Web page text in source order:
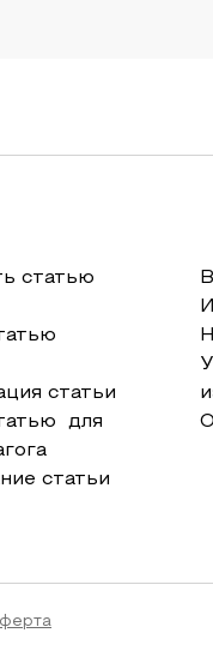
статью
статьи
для
статьи